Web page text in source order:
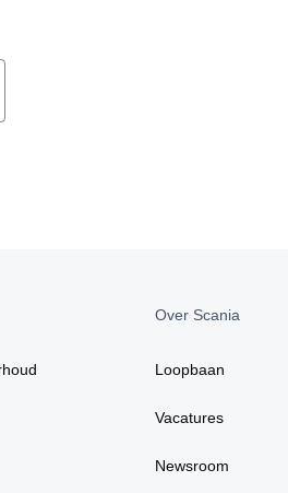
Over Scania
Loopbaan
Vacatures
Newsroom